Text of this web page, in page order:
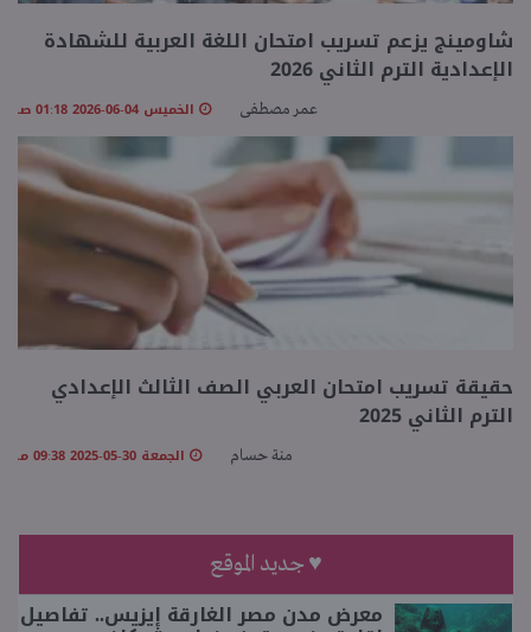
منوعات
شاومينج يزعم تسريب امتحان اللغة العربية للشهادة
الإعدادية الترم الثاني 2026
عمر مصطفى الخميس 04-06-2026 01:18 صـ
حقيقة تسريب امتحان العربي الصف الثالث الإعدادي
الترم الثاني 2025
منة حسام الجمعة 30-05-2025 09:38 مـ
♥ جديد الموقع
معرض مدن مصر الغارقة إيزيس.. تفاصيل